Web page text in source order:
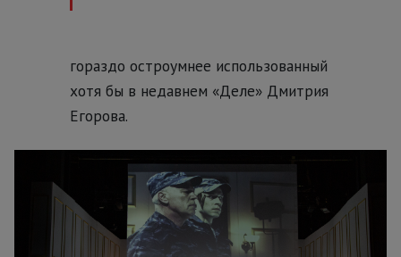
гораздо остроумнее использованный
хотя бы в недавнем «Деле» Дмитрия
Егорова.